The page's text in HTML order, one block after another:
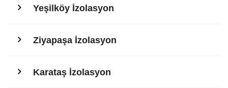
Yeşilköy İzolasyon
Ziyapaşa İzolasyon
Karataş İzolasyon